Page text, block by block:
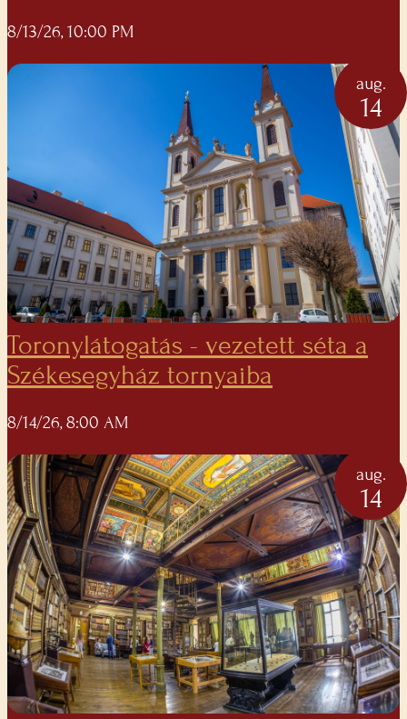
8/13/26, 10:00 PM
aug.
14
Toronylátogatás - vezetett séta a
Székesegyház tornyaiba
8/14/26, 8:00 AM
aug.
14